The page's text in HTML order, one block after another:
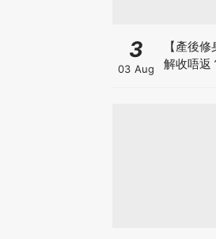
3
03 Aug
【產後
解收唔返